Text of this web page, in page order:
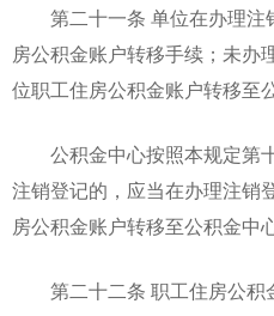
第二十一条 单位在办理注
房公积金账户转移手续；未办
位职工住房公积金账户转移至
公积金中心按照本规定第
注销登记的，应当在办理注销
房公积金账户转移至公积金中
第二十二条 职工住房公积